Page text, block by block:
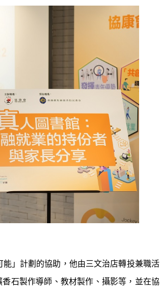
」計劃的協助，他由三文治店轉投兼職活
石製作導師、教材製作、攝影等，並在協